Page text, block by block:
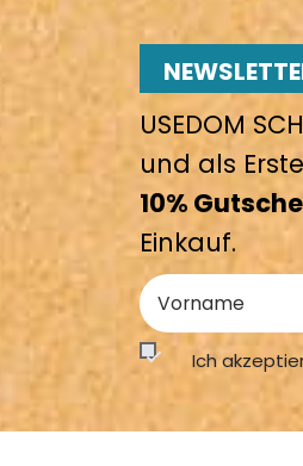
USEDOM
und als
10%
Einkauf.
Ich